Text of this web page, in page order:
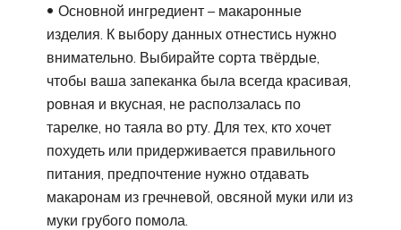
Основной ингредиент – макаронные
изделия. К выбору данных отнестись нужно
внимательно. Выбирайте сорта твёрдые,
чтобы ваша запеканка была всегда красивая,
ровная и вкусная, не расползалась по
тарелке, но таяла во рту. Для тех, кто хочет
похудеть или придерживается правильного
питания, предпочтение нужно отдавать
макаронам из гречневой, овсяной муки или из
муки грубого помола.